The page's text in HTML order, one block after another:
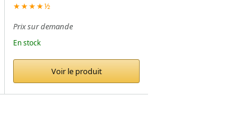
★★★★½
Prix sur demande
En stock
Voir le produit